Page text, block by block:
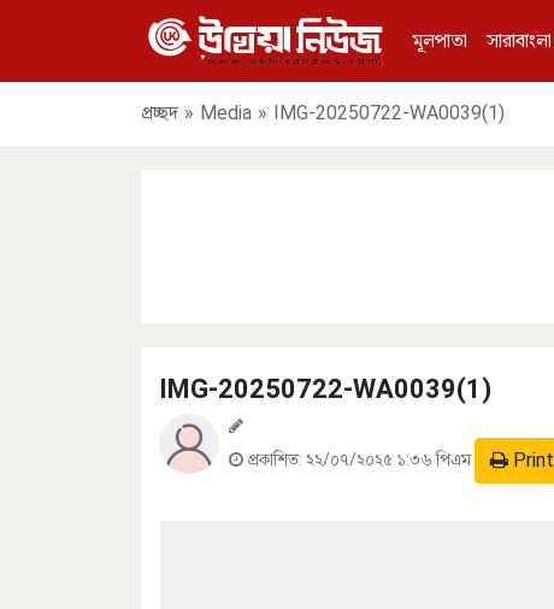
মূলপাতা সারাবাংলা
প্রচ্ছদ » Media » IMG-20250722-WA0039(1)
IMG-20250722-WA0039(1)
প্রকাশিত: ২২/০৭/২০২৫ ১:৩৬ পিএম Print